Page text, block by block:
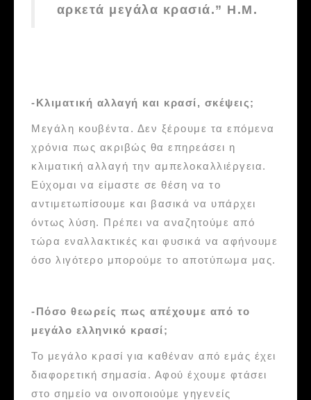
αρκετά μεγάλα κρασιά.” Η.Μ.
-Κλιματική αλλαγή και κρασί, σκέψεις;
Μεγάλη κουβέντα. Δεν ξέρουμε τα επόμενα
χρόνια πως ακριβώς θα επηρεάσει η
κλιματική αλλαγή την αμπελοκαλλιέργεια.
Εύχομαι να είμαστε σε θέση να το
αντιμετωπίσουμε και βασικά να υπάρχει
όντως λύση. Πρέπει να αναζητούμε από
τώρα εναλλακτικές και φυσικά να αφήνουμε
όσο λιγότερο μπορούμε το αποτύπωμα μας.
-Πόσο θεωρείς πως απέχουμε από το
μεγάλο ελληνικό κρασί;
Το μεγάλο κρασί για καθέναν από εμάς έχει
διαφορετική σημασία. Αφού έχουμε φτάσει
στο σημείο να οινοποιούμε γηγενείς